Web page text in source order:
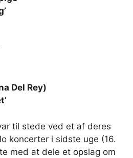
Del Rey)
til stede ved et af deres
koncerter i sidste uge (16.
med at dele et opslag om